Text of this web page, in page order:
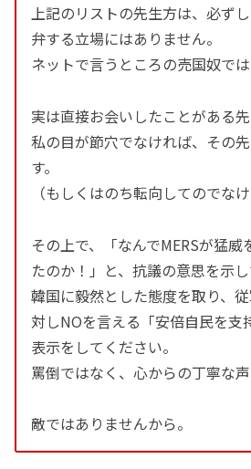
上記のリストの先生方は、必ず
弁する立場にはありません。
ネットで言うところの売国奴では
実は直接お会いしたことがある先
私の目が節穴でなければ、その
す。
（もしくはのち転向してのでなけ
その上で、「なんでMERSが猛威
たのか！」と、抗議の意思を示し
韓国に毅然とした態度を取り、
対しNOを言える「安倍自民を支
表示をしてください。
罵倒ではなく、心からの丁寧な声
敵ではありませんから。